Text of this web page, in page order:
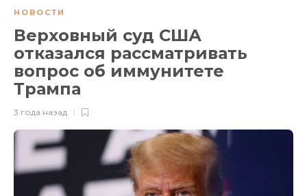
НОВОСТИ
Верховный суд США
отказался рассматривать
вопрос об иммунитете
Трампа
3 года назад